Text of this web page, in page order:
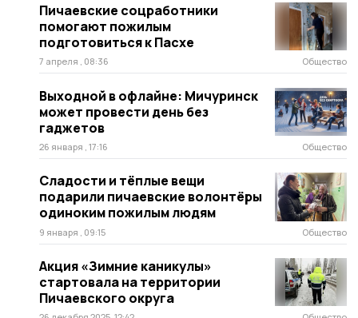
Пичаевские соцработники
помогают пожилым
подготовиться к Пасхе
7 апреля , 08:36 Общество
Выходной в офлайне: Мичуринск
может провести день без
гаджетов
26 января , 17:16 Общество
Сладости и тёплые вещи
подарили пичаевские волонтёры
одиноким пожилым людям
9 января , 09:15 Общество
Акция «Зимние каникулы»
стартовала на территории
Пичаевского округа